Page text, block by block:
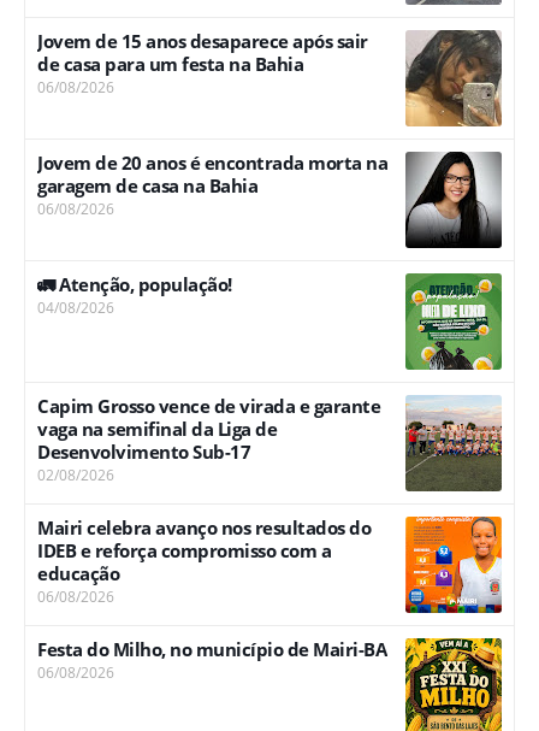
Jovem de 15 anos desaparece após sair
de casa para um festa na Bahia
06/08/2026
Jovem de 20 anos é encontrada morta na
garagem de casa na Bahia
06/08/2026
🚛 Atenção, população!
04/08/2026
Capim Grosso vence de virada e garante
vaga na semifinal da Liga de
Desenvolvimento Sub-17
02/08/2026
Mairi celebra avanço nos resultados do
IDEB e reforça compromisso com a
educação
06/08/2026
Festa do Milho, no município de Mairi-BA
06/08/2026